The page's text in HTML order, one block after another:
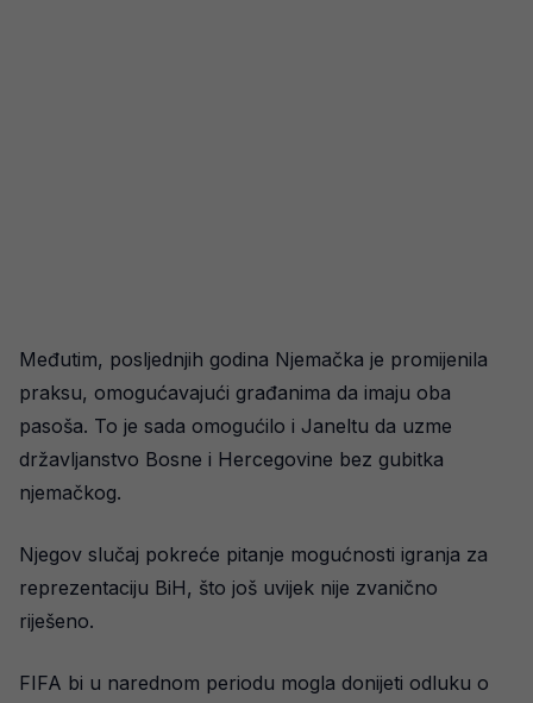
Međutim, posljednjih godina Njemačka je promijenila
praksu, omogućavajući građanima da imaju oba
pasoša. To je sada omogućilo i Janeltu da uzme
državljanstvo Bosne i Hercegovine bez gubitka
njemačkog.
Njegov slučaj pokreće pitanje mogućnosti igranja za
reprezentaciju BiH, što još uvijek nije zvanično
riješeno.
FIFA bi u narednom periodu mogla donijeti odluku o